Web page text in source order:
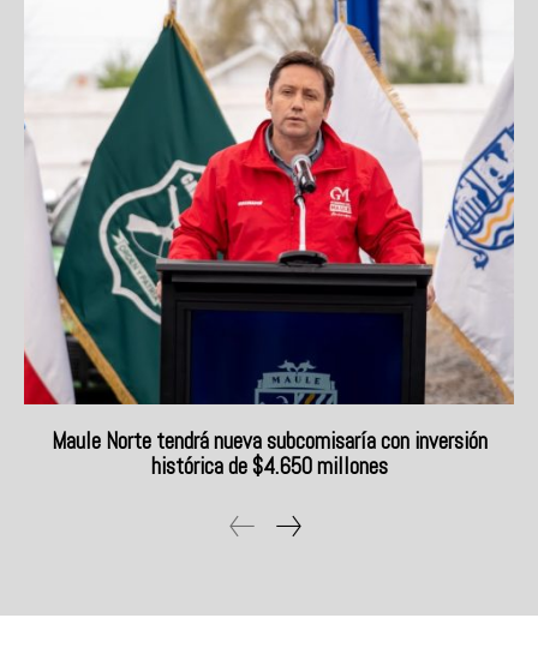
Maule Norte tendrá nueva subcomisaría con inversión
histórica de $4.650 millones